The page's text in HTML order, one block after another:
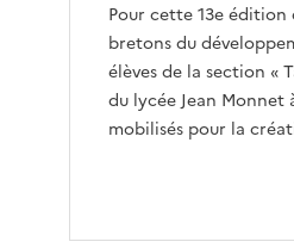
Pour cette 13e édition
bretons du
élèves de la section «
du lycée Jean Monnet
mobilisés pour la